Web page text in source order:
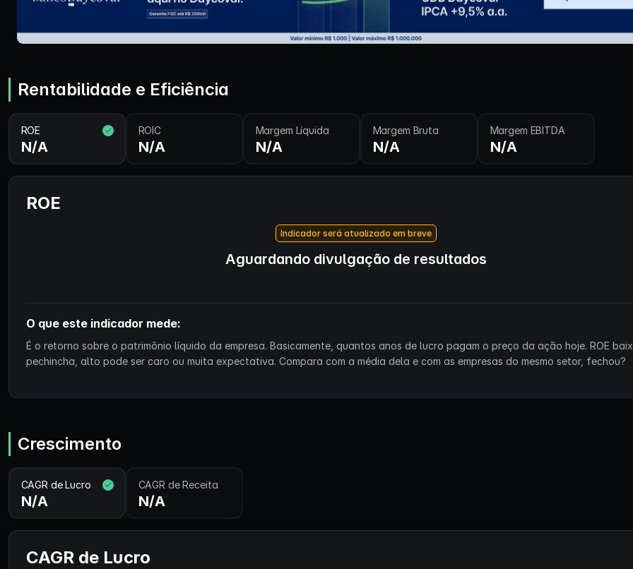
Rentabilidade e Eficiência
ROE
N/A
ROIC
N/A
Margem Líquida
N/A
Margem Bruta
N/A
Margem EBITDA
N/A
ROE
Indicador será atualizado em breve
Aguardando divulgação de resultados
O que este indicador mede:
É o retorno sobre o patrimônio líquido da empresa. Basicamente, quantos anos de lucro pagam o preço da ação hoje. ROE
pechincha, alto pode ser caro ou muita expectativa. Compara com a média dela e com as empresas do mesmo setor, fechou?
Crescimento
CAGR de Lucro
N/A
CAGR de Receita
N/A
CAGR de Lucro